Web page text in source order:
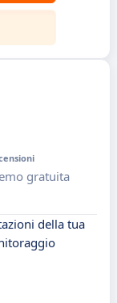
gratuita
della tua